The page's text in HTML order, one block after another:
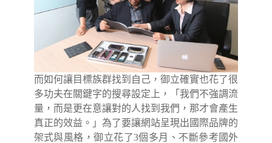
而如何讓目標族群找到自己，御立確實也花了很
多功夫在關鍵字的搜尋設定上，「我們不強調流
量，而是更在意讓對的人找到我們，那才會產生
真正的效益。」為了要讓網站呈現出國際品牌的
架式與風格，御立花了3個多月、不斷參考國外